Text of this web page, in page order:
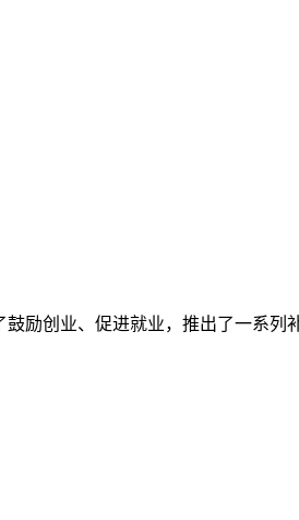
励创业、促进就业，推出了一系列